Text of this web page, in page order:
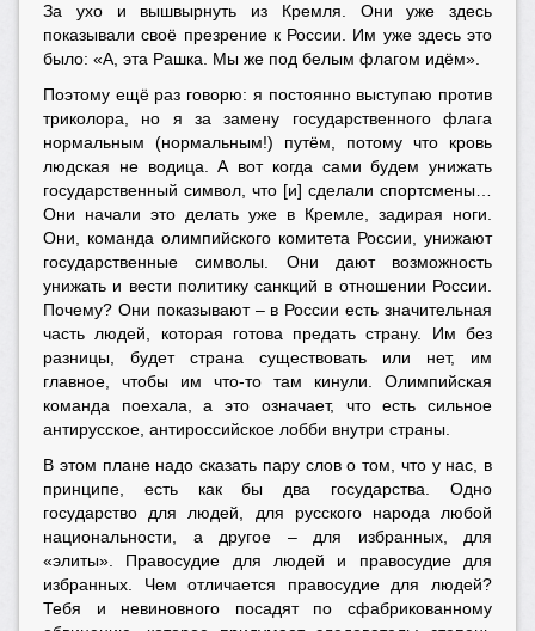
За ухо и вышвырнуть из Кремля. Они уже здесь
показывали своё презрение к России. Им уже здесь это
было: «А, эта Рашка. Мы же под белым флагом идём».
Поэтому ещё раз говорю: я постоянно выступаю против
триколора, но я за замену государственного флага
нормальным (нормальным!) путём, потому что кровь
людская не водица. А вот когда сами будем унижать
государственный символ, что [и] сделали спортсмены…
Они начали это делать уже в Кремле, задирая ноги.
Они, команда олимпийского комитета России, унижают
государственные символы. Они дают возможность
унижать и вести политику санкций в отношении России.
Почему? Они показывают – в России есть значительная
часть людей, которая готова предать страну. Им без
разницы, будет страна существовать или нет, им
главное, чтобы им что-то там кинули. Олимпийская
команда поехала, а это означает, что есть сильное
антирусское, антироссийское лобби внутри страны.
В этом плане надо сказать пару слов о том, что у нас, в
принципе, есть как бы два государства. Одно
государство для людей, для русского народа любой
национальности, а другое – для избранных, для
«элиты». Правосудие для людей и правосудие для
избранных. Чем отличается правосудие для людей?
Тебя и невиновного посадят по сфабрикованному